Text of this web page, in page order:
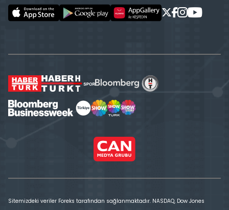
Sitemizdeki veriler Foreks tarafından sağlanmaktadır. NASDAQ, Dow Jones